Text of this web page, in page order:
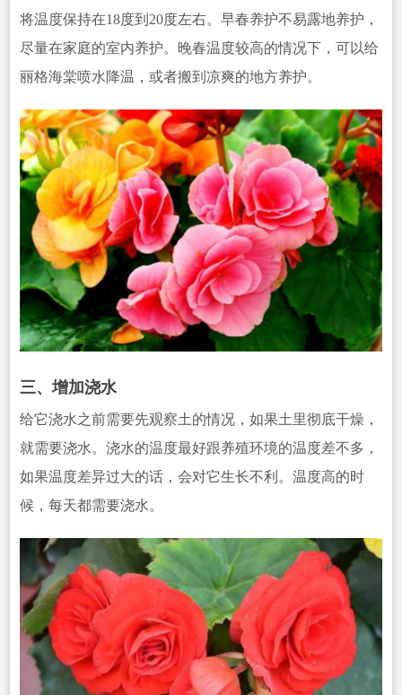
将温度保持在18度到20度左右。早春养护不易露地养护，
尽量在家庭的室内养护。晚春温度较高的情况下，可以给
丽格海棠喷水降温，或者搬到凉爽的地方养护。
三、增加浇水
给它浇水之前需要先观察土的情况，如果土里彻底干燥，
就需要浇水。浇水的温度最好跟养殖环境的温度差不多，
如果温度差异过大的话，会对它生长不利。温度高的时
候，每天都需要浇水。